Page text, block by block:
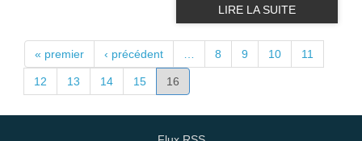
LIRE LA SUITE
PAGES
« premier ‹ précédent 8 9 10 11
12 13 14 15 16